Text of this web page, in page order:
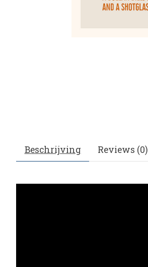
Beschrijving Reviews (0)